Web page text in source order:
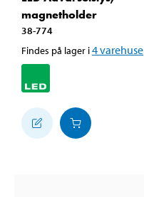
magnetholder
38-774
Findes på lager i4varehuse